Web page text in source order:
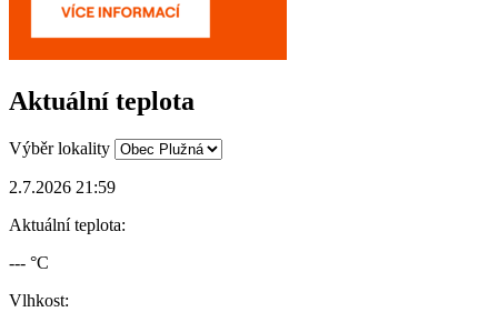
Aktuální teplota
Výběr lokality
2.7.2026 21:59
Aktuální teplota:
--- °C
Vlhkost: